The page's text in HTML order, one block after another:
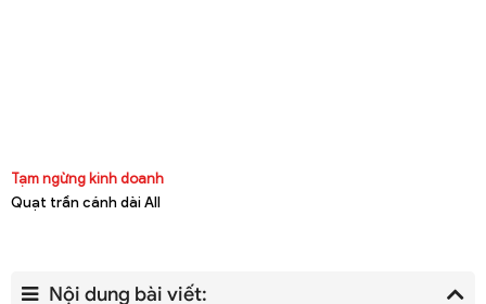
Tạm ngừng kinh doanh
Quạt trần cánh dài All
Nội dung bài viết: